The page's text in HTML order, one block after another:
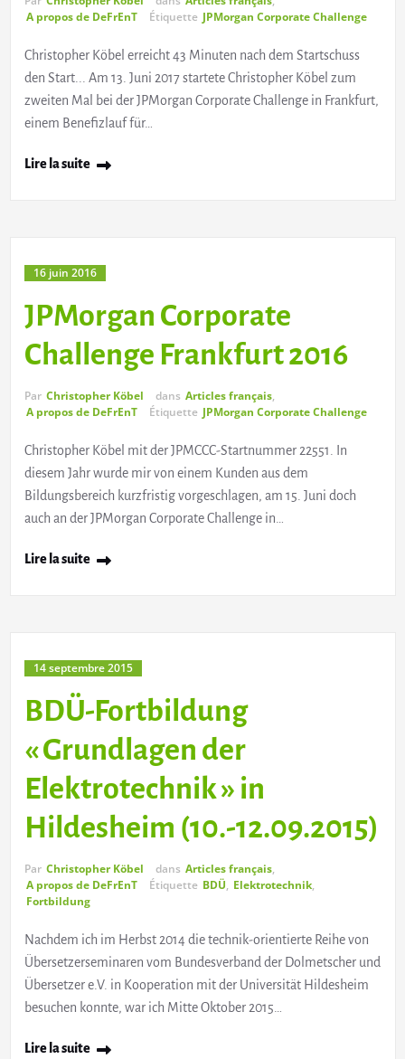
A propos de DeFrEnT
Étiquette JPMorgan Corporate Challenge
Christopher Köbel erreicht 43 Minuten nach dem Startschuss
den Start... Am 13. Juni 2017 startete Christopher Köbel zum
zweiten Mal bei der JPMorgan Corporate Challenge in Frankfurt,
einem Benefizlauf für…
Lire la suite
16 juin 2016
JPMorgan Corporate
Challenge Frankfurt 2016
Par Christopher Köbel dans Articles français,
A propos de DeFrEnT
Étiquette JPMorgan Corporate Challenge
Christopher Köbel mit der JPMCCC-Startnummer 22551. In
diesem Jahr wurde mir von einem Kunden aus dem
Bildungsbereich kurzfristig vorgeschlagen, am 15. Juni doch
auch an der JPMorgan Corporate Challenge in…
Lire la suite
14 septembre 2015
BDÜ-Fortbildung
« Grundlagen der
Elektrotechnik » in
Hildesheim (10.-12.09.2015)
Par Christopher Köbel dans Articles français,
A propos de DeFrEnT
Étiquette BDÜ, Elektrotechnik,
Fortbildung
Nachdem ich im Herbst 2014 die technik-orientierte Reihe von
Übersetzerseminaren vom Bundesverband der Dolmetscher und
Übersetzer e.V. in Kooperation mit der Universität Hildesheim
besuchen konnte, war ich Mitte Oktober 2015…
Lire la suite